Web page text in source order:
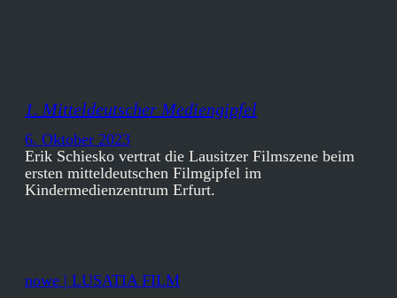
1. Mitteldeutscher Mediengipfel
6. Oktober 2023
Erik Schiesko vertrat die Lausitzer Filmszene beim
ersten mitteldeutschen Filmgipfel im
Kindermedienzentrum Erfurt.
nowe | LUSATIA FILM